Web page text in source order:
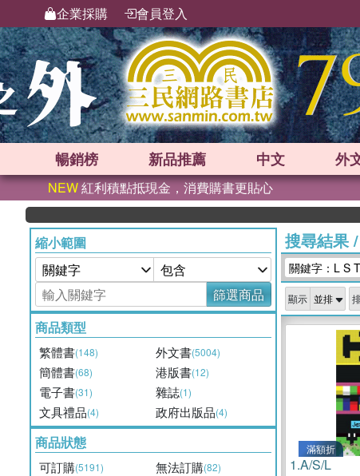
企業採購 會員登入
暢銷榜 新品推薦 中文 外
NEW紅利積點抵現金，消費購書更貼心
縮小範圍
篩選商品
商品類型
繁體書(148) 外文書(5004)
簡體書(68) 港版書(12)
電子書(31) 雜誌(1)
文具禮品(4) 政府出版品(4)
商品狀態
可訂購(5191) 無法訂購(82)
搜尋結果/
關鍵字：L S
顯示
滿額折
1.A/S/L